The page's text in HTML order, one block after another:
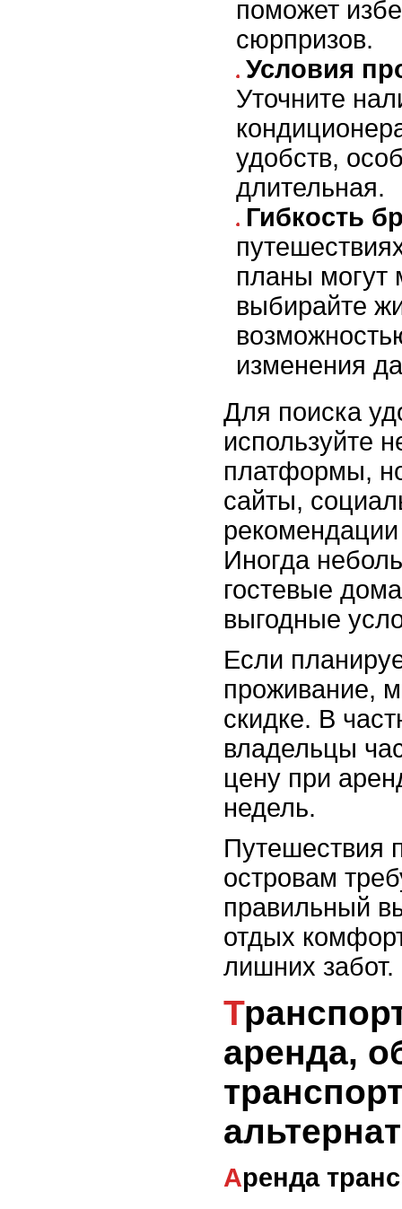
поможет
сюрпризов.
Условия
Уточните
удобств,
длительная.
Гибкость
планы могут
выбирайте
изменения
Для поиска
используйте
платформы,
сайты,
Иногда
гостевые
выгодные
Если
проживание,
скидке. В
владельцы
цену при
недель.
Путешествия
островам
правильный
отдых
лишних забот.
Транспорт на острове:
аренда,
Аренда